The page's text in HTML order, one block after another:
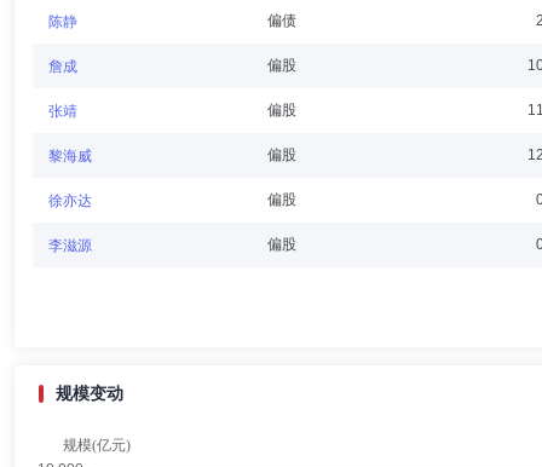
靳庆军 学历：硕士
靳庆军先生：独立董事，法学硕士。曾任中信律师事务所涉外专职律
黄海洲 学历：博士
杨皞阳先生：中国国籍，拥有法学硕士学历。1990年7月至1994年8月
陈静 偏债
詹成 偏股
张靖 偏股
黎海威 偏股
徐亦达 偏股
李滋源 偏股
规模变动